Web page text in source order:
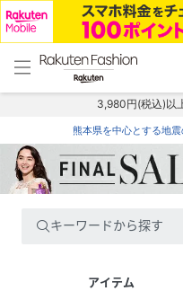
menu home
トップ
3,980円(税込)以
熊本県を中心とする地
キーワードから探す
アイテム